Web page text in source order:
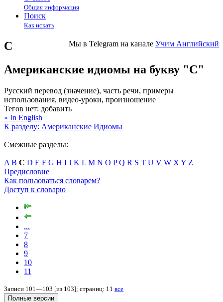
Общая информация
Поиск
Как искать
Мы в Telegram на канале Учим Английский
C
Американские идиомы на букву "C"
Русский перевод (значение), часть речи, примеры
использования, видео-уроки, произношение
Тегов нет: добавить
» In English
К разделу: Американские Идиомы
Смежные разделы:
A B C D E F G H I J K L M N O P Q R S T U V W X Y Z
Предисловие
Как пользоваться словарем?
Доступ к словарю
...
7
8
9
10
11
Записи 101—103 [из 103]; страниц: 11 все